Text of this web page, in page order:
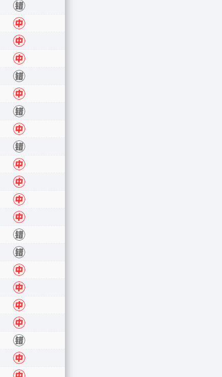
错
中
中
中
错
中
错
中
错
中
中
中
中
错
错
中
中
中
中
错
中
中